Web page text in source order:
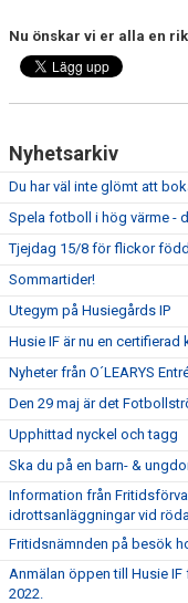
Nu önskar vi er alla en
Nyhetsarkiv
Du har väl inte glömt att
Spela fotboll i hög värme -
Tjejdag 15/8 för flickor
Sommartider!
Utegym på Husiegårds IP
Husie IF är nu en certifierad
Nyheter från O´LEARYS
Den 29 maj är det
Upphittad nyckel och tagg
Ska du på en barn- &
Information från
idrottsanläggningar vid
Fritidsnämnden på besök
Anmälan öppen till Husie
2022.